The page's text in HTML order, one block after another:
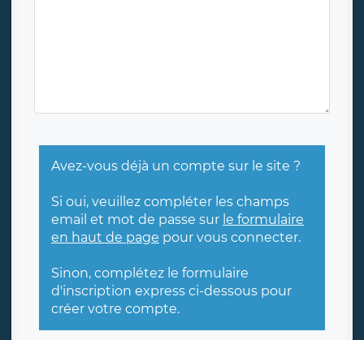
Avez-vous déjà un compte sur le site ?
Si oui, veuillez compléter les champs
email et mot de passe sur le formulaire
en haut de page pour vous connecter.
Sinon, complétez le formulaire
d'inscription express ci-dessous pour
créer votre compte.